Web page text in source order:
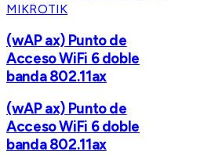
MIKROTIK
(wAP ax) Punto de
Acceso WiFi 6 doble
banda 802.11ax
(wAP ax) Punto de
Acceso WiFi 6 doble
banda 802.11ax